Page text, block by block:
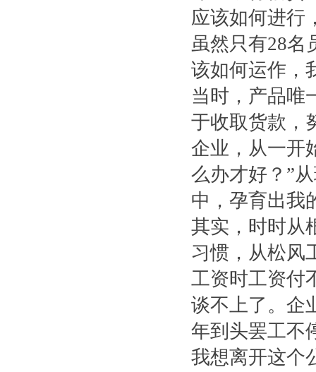
应该如何进行
虽然只有28名
该如何运作，
当时，产品唯
于收取货款，
企业，从一开
么办才好？”
中，孕育出我
其实，时时从
习惯，从松风
工资时工资付
谈不上了。企
年到头罢工不
我想离开这个